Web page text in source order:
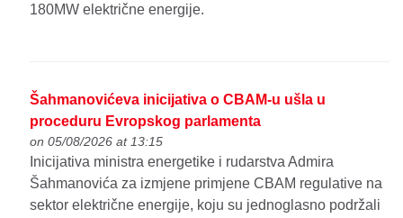
180MW električne energije.
Šahmanovićeva inicijativa o CBAM-u ušla u
proceduru Evropskog parlamenta
on 05/08/2026 at 13:15
Inicijativa ministra energetike i rudarstva Admira
Šahmanovića za izmjene primjene CBAM regulative na
sektor električne energije, koju su jednoglasno podržali